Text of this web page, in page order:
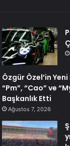
Özgür Özel’in
“Pm”, “Cao” ve
Başkanlık Etti
Ağustos 7, 2026